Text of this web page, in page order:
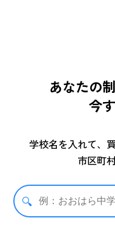
あなたの制
今
学校名を入れて、
市区町
🔍